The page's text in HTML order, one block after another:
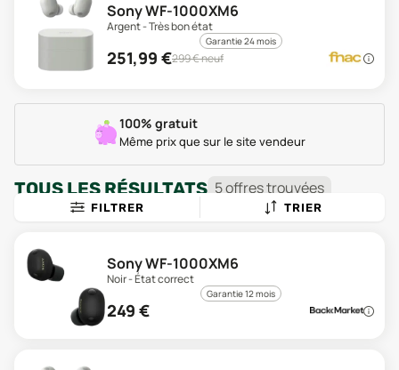
Sony WF-1000XM6
Argent - Très bon état
Garantie 24 mois
251,99 €299€ neuf
100% gratuit
Même prix que sur le site vendeur
TOUS LES RÉSULTATS 5offrestrouvées
FILTRER TRIER
Sony WF-1000XM6
Noir - État correct
Garantie 12 mois
249 €